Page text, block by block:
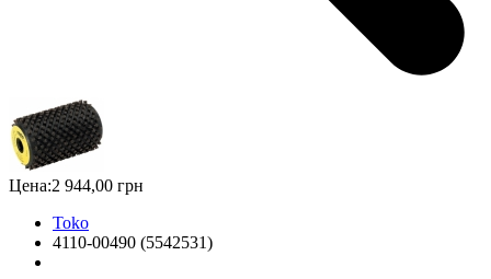
Цена:2 944,00 грн
Toko
4110-00490 (5542531)